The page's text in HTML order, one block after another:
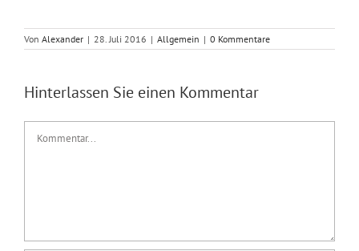
Von Alexander | 28. Juli 2016 | Allgemein | 0 Kommentare
Hinterlassen Sie einen Kommentar